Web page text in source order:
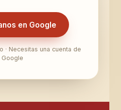
en Google
· Necesitas una cuenta de
Google